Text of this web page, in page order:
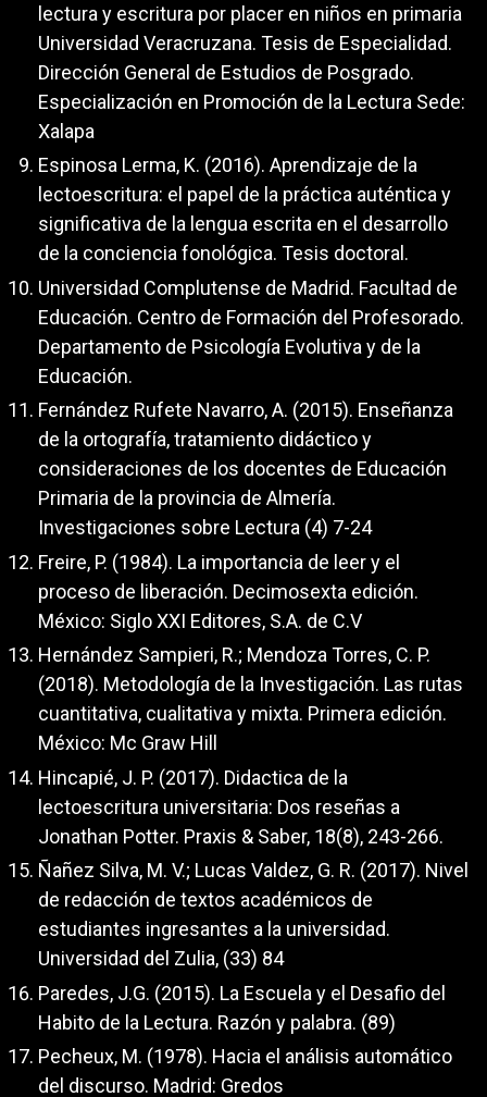
lectura y escritura por placer en niños en primaria
Universidad Veracruzana. Tesis de Especialidad.
Dirección General de Estudios de Posgrado.
Especialización en Promoción de la Lectura Sede:
Xalapa
Espinosa Lerma, K. (2016). Aprendizaje de la
lectoescritura: el papel de la práctica auténtica y
significativa de la lengua escrita en el desarrollo
de la conciencia fonológica. Tesis doctoral.
Universidad Complutense de Madrid. Facultad de
Educación. Centro de Formación del Profesorado.
Departamento de Psicología Evolutiva y de la
Educación.
Fernández Rufete Navarro, A. (2015). Enseñanza
de la ortografía, tratamiento didáctico y
consideraciones de los docentes de Educación
Primaria de la provincia de Almería.
Investigaciones sobre Lectura (4) 7-24
Freire, P. (1984). La importancia de leer y el
proceso de liberación. Decimosexta edición.
México: Siglo XXI Editores, S.A. de C.V
Hernández Sampieri, R.; Mendoza Torres, C. P.
(2018). Metodología de la Investigación. Las rutas
cuantitativa, cualitativa y mixta. Primera edición.
México: Mc Graw Hill
Hincapié, J. P. (2017). Didactica de la
lectoescritura universitaria: Dos reseñas a
Jonathan Potter. Praxis & Saber, 18(8), 243-266.
Ñañez Silva, M. V.; Lucas Valdez, G. R. (2017). Nivel
de redacción de textos académicos de
estudiantes ingresantes a la universidad.
Universidad del Zulia, (33) 84
Paredes, J.G. (2015). La Escuela y el Desafio del
Habito de la Lectura. Razón y palabra. (89)
Pecheux, M. (1978). Hacia el análisis automático
del discurso. Madrid: Gredos